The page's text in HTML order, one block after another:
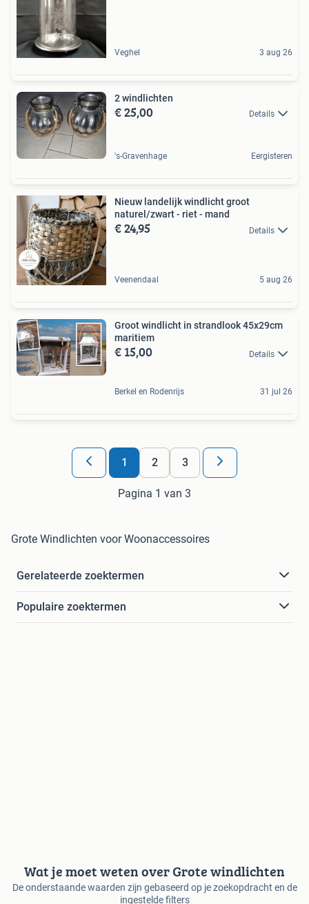
Veghel 3 aug 26
2 windlichten
€ 25,00 Details
's-Gravenhage Eergisteren
Nieuw landelijk windlicht groot
naturel/zwart - riet - mand
€ 24,95 Details
Veenendaal 5 aug 26
Groot windlicht in strandlook 45x29cm
maritiem
€ 15,00 Details
Berkel en Rodenrijs 31 jul 26
1 2 3
Pagina 1 van 3
Grote Windlichten voor Woonaccessoires
Gerelateerde zoektermen
Populaire zoektermen
Wat je moet weten over Grote windlichten
De onderstaande waarden zijn gebaseerd op je zoekopdracht en de
ingestelde filters